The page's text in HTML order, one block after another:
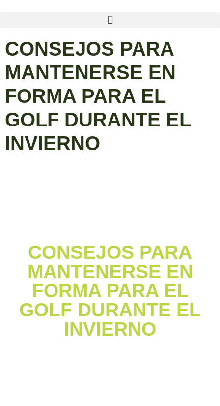
CONSEJOS PARA
MANTENERSE EN
FORMA PARA EL
GOLF DURANTE EL
INVIERNO
CONSEJOS PARA
MANTENERSE EN
FORMA PARA EL
GOLF DURANTE EL
INVIERNO